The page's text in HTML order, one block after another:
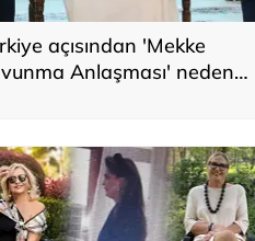
açısından 'Mekke
Anlaşması' neden